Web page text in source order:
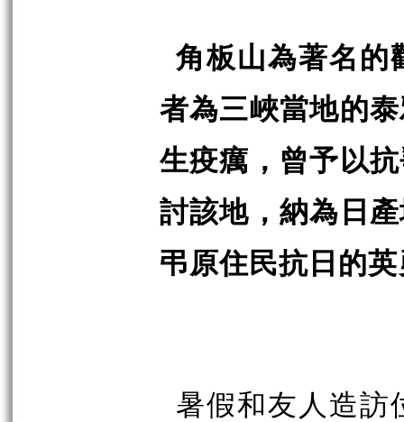
角板山為著名的
者為三峽當地的
生疫癘，曾予以
討該地，納為日
弔原住民抗日的
暑假和友人造訪